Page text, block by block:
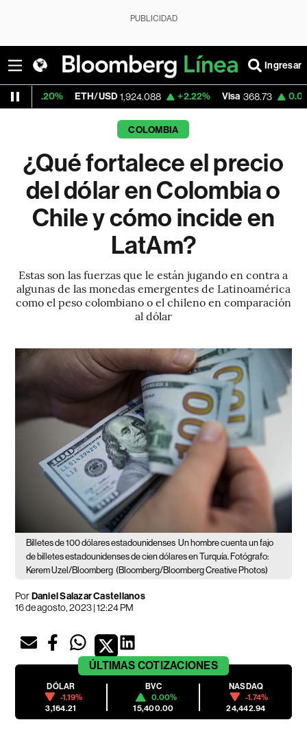
PUBLICIDAD
Ingresar
ETH/USD 1,924.088 +2.22% Visa 368.73 0.00%
COLOMBIA
¿Qué fortalece el precio
del dólar en Colombia o
Chile y cómo incide en
LatAm?
Estas son las fuerzas que le están jugando en contra a
algunas de las monedas emergentes de Latinoamérica
como el peso colombiano o el chileno en comparación
al dólar
Billetes de 100 dólares estadounidenses Un hombre cuenta un fajo
de billetes estadounidenses de cien dólares en Turquía. Fotógrafo:
Kerem Uzel/Bloomberg (Bloomberg/Bloomberg Creative Photos)
PorDaniel Salazar Castellanos
16 de agosto, 2023 | 12:24 PM
ÚLTIMAS COTIZACIONES
DÓLAR
-1.19%
3,164.21
BVC
0.00%
15,400.00
NASDAQ
-1.74%
24,442.94